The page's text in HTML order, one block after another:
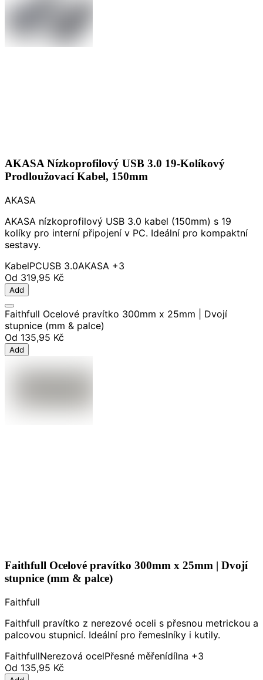
AKASA Nízkoprofilový USB 3.0 19-Kolíkový
Prodloužovací Kabel, 150mm
AKASA
AKASA nízkoprofilový USB 3.0 kabel (150mm) s 19
kolíky pro interní připojení v PC. Ideální pro kompaktní
sestavy.
KabelPCUSB 3.0AKASA +3
Od 319,95 Kč
Add
Faithfull Ocelové pravítko 300mm x 25mm | Dvojí
stupnice (mm & palce)
Od 135,95 Kč
Add
Faithfull Ocelové pravítko 300mm x 25mm | Dvojí
stupnice (mm & palce)
Faithfull
Faithfull pravítko z nerezové oceli s přesnou metrickou a
palcovou stupnicí. Ideální pro řemeslníky i kutily.
FaithfullNerezová ocelPřesné měřenídílna +3
Od 135,95 Kč